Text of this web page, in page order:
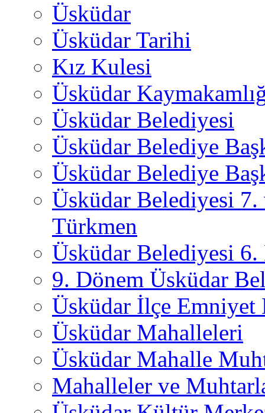
Üsküdar
Üsküdar Tarihi
Kız Kulesi
Üsküdar
Üsküdar Belediyesi
Üsküdar Belediye
Üsküdar Belediye
Üsküdar Belediyesi
Türkmen
Üsküdar Belediyesi 6.
9. Dönem Üsküdar
Üsküdar İlçe
Üsküdar Mahalleleri
Üsküdar Mahalle
Mahalleler ve